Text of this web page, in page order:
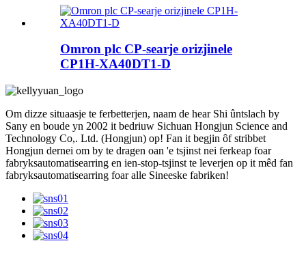
Omron plc CP-searje orizjinele
CP1H-XA40DT1-D
Om dizze situaasje te ferbetterjen, naam de hear Shi ûntslach by
Sany en boude yn 2002 it bedriuw Sichuan Hongjun Science and
Technology Co,. Ltd. (Hongjun) op! Fan it begjin ôf stribbet
Hongjun dernei om by te dragen oan 'e tsjinst nei ferkeap foar
fabryksautomatisearring en ien-stop-tsjinst te leverjen op it mêd fan
fabryksautomatisearring foar alle Sineeske fabriken!